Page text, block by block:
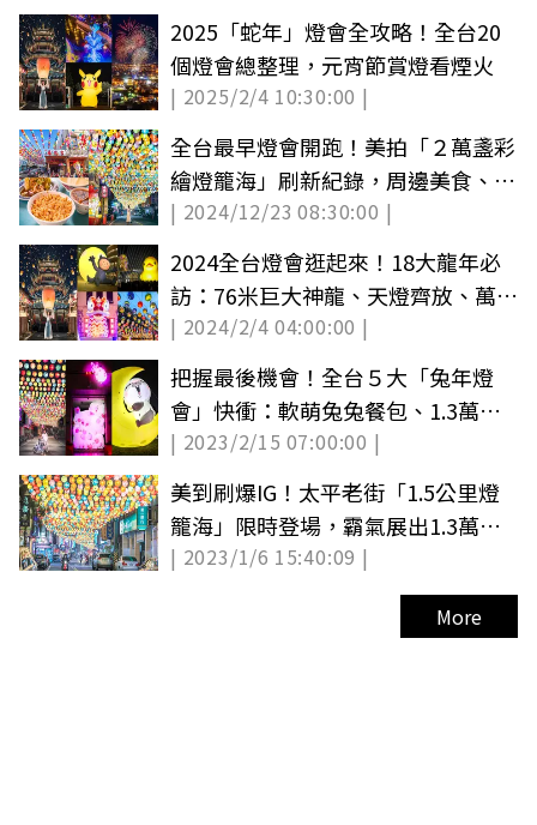
2025「蛇年」燈會全攻略！全台20
個燈會總整理，元宵節賞燈看煙火
| 2025/2/4 10:30:00 |
全台最早燈會開跑！美拍「２萬盞彩
繪燈籠海」刷新紀錄，周邊美食、景
點推薦
| 2024/12/23 08:30:00 |
2024全台燈會逛起來！18大龍年必
訪：76米巨大神龍、天燈齊放、萬盞
彩繪燈籠
| 2024/2/4 04:00:00 |
把握最後機會！全台５大「兔年燈
會」快衝：軟萌兔兔餐包、1.3萬盞
燈籠老街
| 2023/2/15 07:00:00 |
美到刷爆IG！太平老街「1.5公里燈
籠海」限時登場，霸氣展出1.3萬盞
彩繪燈籠
| 2023/1/6 15:40:09 |
More